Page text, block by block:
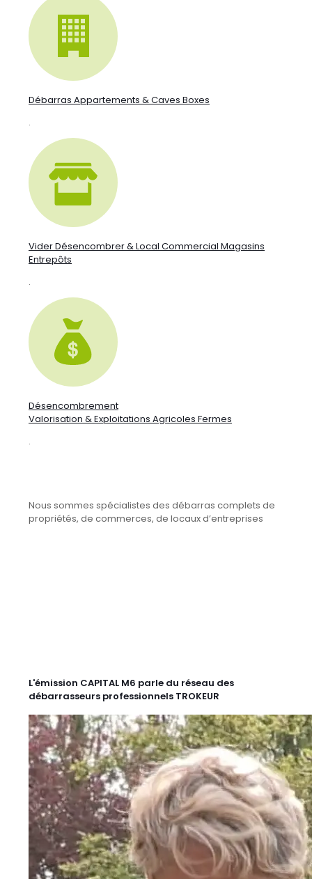
Débarras Appartements & Caves Boxes
.
Vider Désencombrer & Local Commercial Magasins
Entrepôts
.
Désencombrement
Valorisation & Exploitations Agricoles Fermes
.
Nous sommes spécialistes des débarras complets de
propriétés, de commerces, de locaux d’entreprises
L'émission CAPITAL M6 parle du réseau des
débarrasseurs professionnels TROKEUR